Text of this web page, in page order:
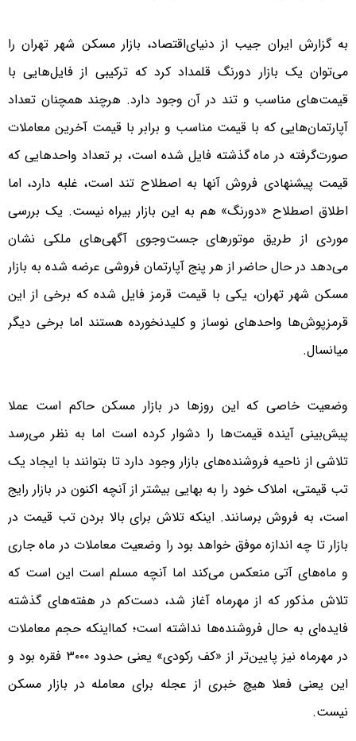
به گزارش ایران جیب از دنیای‌اقتصاد، بازار مسکن شهر تهران را
می‌توان یک بازار دورنگ قلمداد کرد که ترکیبی از فایل‌‌‌هایی با
قیمت‌های مناسب و تند در آن وجود دارد. هرچند همچنان تعداد
آپارتمان‌‌‌هایی که با قیمت مناسب و برابر با قیمت آخرین معاملات
صورت‌گرفته در ماه گذشته فایل شده است، بر تعداد واحدهایی که
قیمت پیشنهادی فروش آنها به اصطلاح تند است، غلبه دارد، اما
اطلاق اصطلاح «دو‌رنگ» هم به این بازار بیراه نیست. یک بررسی
موردی از طریق موتورهای جست‌‌‌وجوی آگهی‌‌‌های ملکی نشان
می‌دهد در حال حاضر از هر پنج آپارتمان فروشی عرضه شده به بازار
مسکن شهر تهران، یکی با قیمت قرمز فایل شده که برخی از این
قرمزپوش‌‌‌ها واحدهای نوساز و کلیدنخورده هستند اما برخی دیگر
میانسال.
وضعیت خاصی که این روزها در بازار مسکن حاکم است عملا
پیش‌بینی آینده قیمت‌ها را دشوار کرده است اما به نظر می‌رسد
تلاشی از ناحیه فروشنده‌‌‌های بازار وجود دارد تا بتوانند با ایجاد یک
تب قیمتی، املاک خود را به بهایی بیشتر از آنچه اکنون در بازار رایج
است، به فروش برسانند. اینکه تلاش برای بالا بردن تب قیمت در
بازار تا چه اندازه موفق خواهد بود را وضعیت معاملات در ماه جاری
و ماه‌‌‌های آتی منعکس می‌کند اما آنچه مسلم است این است که
تلاش مذکور که از مهرماه آغاز شد، دست‌‌‌کم در هفته‌‌‌های گذشته
فایده‌‌‌ای به حال فروشنده‌‌‌ها نداشته است؛ کمااینکه حجم معاملات
در مهرماه نیز پایین‌‌‌تر از «کف رکودی» یعنی حدود ۳۰۰۰ فقره بود و
این یعنی فعلا هیچ خبری از عجله برای معامله در بازار مسکن
نیست.